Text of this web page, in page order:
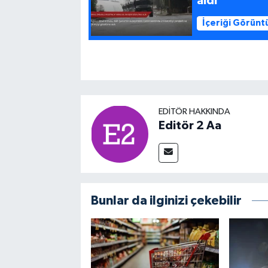
İçeriği
EDITÖR HAKKINDA
Editör 2 Aa
Bunlar da ilginizi çekebilir